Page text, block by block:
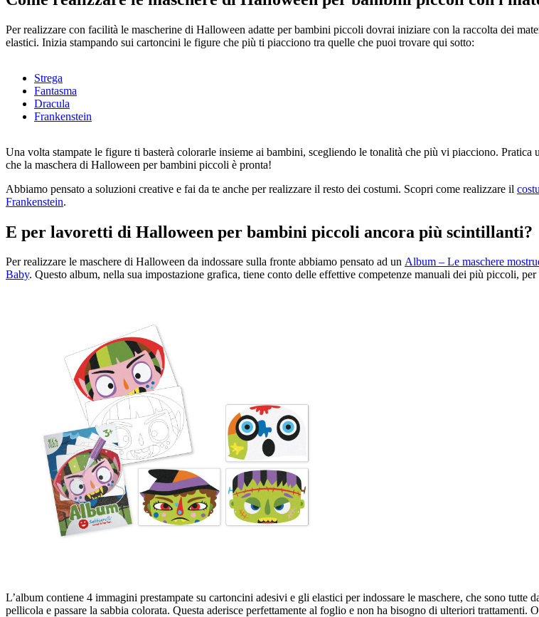
Per realizzare con facilità le mascherine di Halloween adatte per bambini piccoli dovrai iniziare con la raccolta dei
elastici. Inizia stampando sui cartoncini le figure che più ti piacciono tra quelle che puoi trovare qui sotto:
Strega
Fantasma
Dracula
Frankenstein
Una volta stampate le figure ti basterà colorarle insieme ai bambini, scegliendo le tonalità che più vi piacciono.
che la maschera di Halloween per bambini piccoli è pronta!
Abbiamo pensato a soluzioni creative e fai da te anche per realizzare il resto dei costumi. Scopri come realizzare il
Frankenstein.
E per lavoretti di Halloween per bambini piccoli ancora più scintillanti?
Per realizzare le maschere di Halloween da indossare sulla fronte abbiamo pensato ad un Album – Le maschere
Baby. Questo album, nella sua impostazione grafica, tiene conto delle effettive competenze manuali dei più piccoli,
L’album contiene 4 immagini prestampate su cartoncini adesivi e gli elastici per indossare le maschere, che sono tutte
pellicola e passare la sabbia colorata. Questa aderisce perfettamente al foglio e non ha bisogno di ulteriori trattamenti.